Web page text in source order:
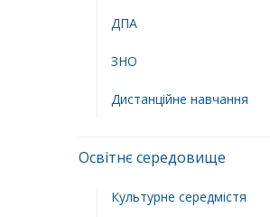
ДПА
ЗНО
Дистанційне навчання
Освітнє середовище
Культурне середмістя